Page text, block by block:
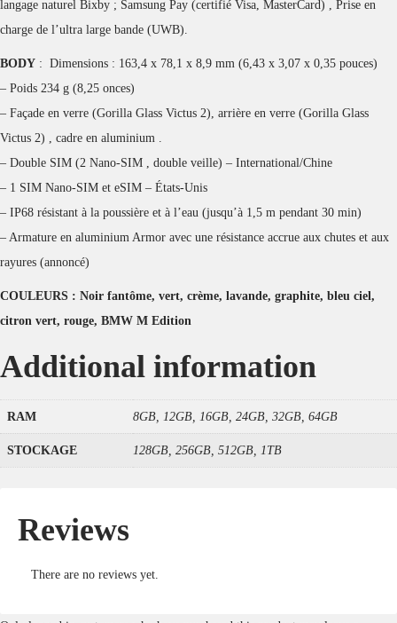
langage naturel Bixby ; Samsung Pay (certifié Visa, MasterCard) , Prise en
charge de l’ultra large bande (UWB).
BODY : Dimensions : 163,4 x 78,1 x 8,9 mm (6,43 x 3,07 x 0,35 pouces)
– Poids 234 g (8,25 onces)
– Façade en verre (Gorilla Glass Victus 2), arrière en verre (Gorilla Glass
Victus 2) , cadre en aluminium .
– Double SIM (2 Nano-SIM , double veille) – International/Chine
– 1 SIM Nano-SIM et eSIM – États-Unis
– IP68 résistant à la poussière et à l’eau (jusqu’à 1,5 m pendant 30 min)
– Armature en aluminium Armor avec une résistance accrue aux chutes et aux
rayures (annoncé)
COULEURS : Noir fantôme, vert, crème, lavande, graphite, bleu ciel,
citron vert, rouge, BMW M Edition
Additional information
RAM 8GB, 12GB, 16GB, 24GB, 32GB, 64GB
STOCKAGE 128GB, 256GB, 512GB, 1TB
Reviews
There are no reviews yet.